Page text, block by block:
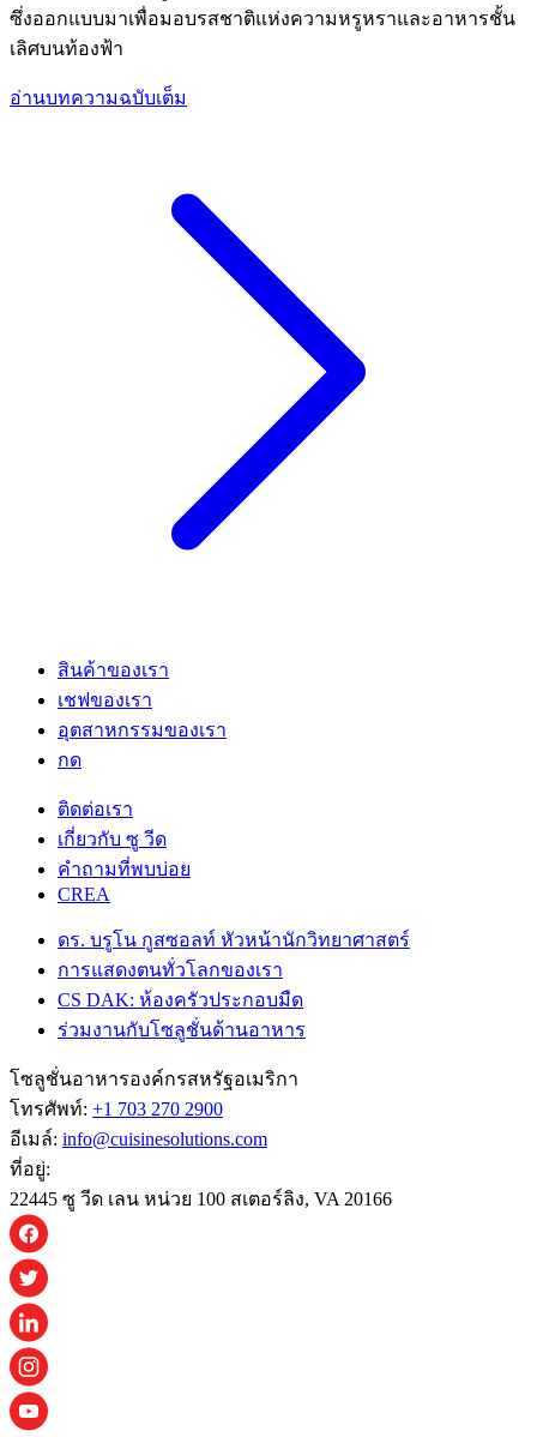
ซึ่งออกแบบมาเพื่อมอบรสชาติแห่งความหรูหราและอาหารชั้น
เลิศบนท้องฟ้า
อ่านบทความฉบับเต็ม
สินค้าของเรา
เชฟของเรา
อุตสาหกรรมของเรา
กด
ติดต่อเรา
เกี่ยวกับ ซู วีด
คําถามที่พบบ่อย
CREA
ดร. บรูโน กูสซอลท์ หัวหน้านักวิทยาศาสตร์
การแสดงตนทั่วโลกของเรา
CS DAK: ห้องครัวประกอบมืด
ร่วมงานกับโซลูชั่นด้านอาหาร
โซลูชั่นอาหารองค์กรสหรัฐอเมริกา
โทรศัพท์: +1 703 270 2900
อีเมล์: info@cuisinesolutions.com
ที่อยู่:
22445 ซู วีด เลน หน่วย 100 สเตอร์ลิง, VA 20166